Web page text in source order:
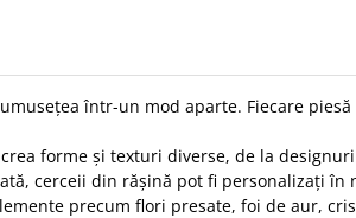
într-un mod aparte. Fiecare
forme și texturi diverse, de la
cerceii din rășină pot fi personalizați
precum flori presate, foi de aur,